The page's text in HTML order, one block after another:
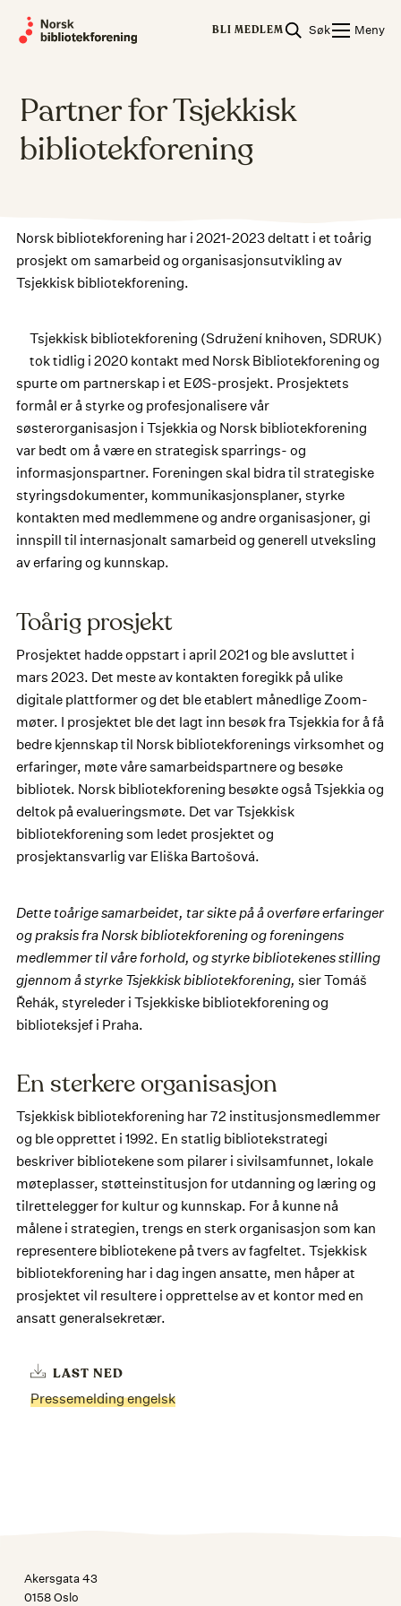
BLI MEDLEM Søk Meny
Partner for Tsjekkisk
bibliotekforening
Norsk bibliotekforening har i 2021-2023 deltatt i et toårig
prosjekt om samarbeid og organisasjonsutvikling av
Tsjekkisk bibliotekforening.
Tsjekkisk bibliotekforening (Sdružení knihoven, SDRUK)
tok tidlig i 2020 kontakt med Norsk Bibliotekforening og
spurte om partnerskap i et EØS-prosjekt. Prosjektets
formål er å styrke og profesjonalisere vår
søsterorganisasjon i Tsjekkia og Norsk bibliotekforening
var bedt om å være en strategisk sparrings- og
informasjonspartner. Foreningen skal bidra til strategiske
styringsdokumenter, kommunikasjonsplaner, styrke
kontakten med medlemmene og andre organisasjoner, gi
innspill til internasjonalt samarbeid og generell utveksling
av erfaring og kunnskap.
Toårig prosjekt
Prosjektet hadde oppstart i april 2021 og ble avsluttet i
mars 2023. Det meste av kontakten foregikk på ulike
digitale plattformer og det ble etablert månedlige Zoom-
møter. I prosjektet ble det lagt inn besøk fra Tsjekkia for å få
bedre kjennskap til Norsk bibliotekforenings virksomhet og
erfaringer, møte våre samarbeidspartnere og besøke
bibliotek. Norsk bibliotekforening besøkte også Tsjekkia og
deltok på evalueringsmøte. Det var Tsjekkisk
bibliotekforening som ledet prosjektet og
prosjektansvarlig var Eliška Bartošová.
Dette toårige samarbeidet, tar sikte på å overføre erfaringer
og praksis fra Norsk bibliotekforening og foreningens
medlemmer til våre forhold, og styrke bibliotekenes stilling
gjennom å styrke Tsjekkisk bibliotekforening, sier Tomáš
Řehák, styreleder i Tsjekkiske bibliotekforening og
biblioteksjef i Praha.
En sterkere organisasjon
Tsjekkisk bibliotekforening har 72 institusjonsmedlemmer
og ble opprettet i 1992. En statlig bibliotekstrategi
beskriver bibliotekene som pilarer i sivilsamfunnet, lokale
møteplasser, støtteinstitusjon for utdanning og læring og
tilrettelegger for kultur og kunnskap. For å kunne nå
målene i strategien, trengs en sterk organisasjon som kan
representere bibliotekene på tvers av fagfeltet. Tsjekkisk
bibliotekforening har i dag ingen ansatte, men håper at
prosjektet vil resultere i opprettelse av et kontor med en
ansatt generalsekretær.
LAST NED
Pressemelding engelsk
Akersgata 43
0158 Oslo